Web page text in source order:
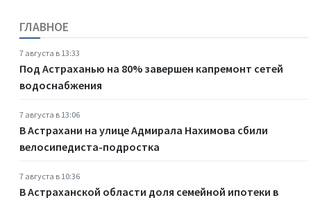
ГЛАВНОЕ
7 августа в 13:33
Под Астраханью на 80% завершен капремонт сетей
водоснабжения
7 августа в 13:06
В Астрахани на улице Адмирала Нахимова сбили
велосипедиста-подростка
7 августа в 10:36
В Астраханской области доля семейной ипотеки в